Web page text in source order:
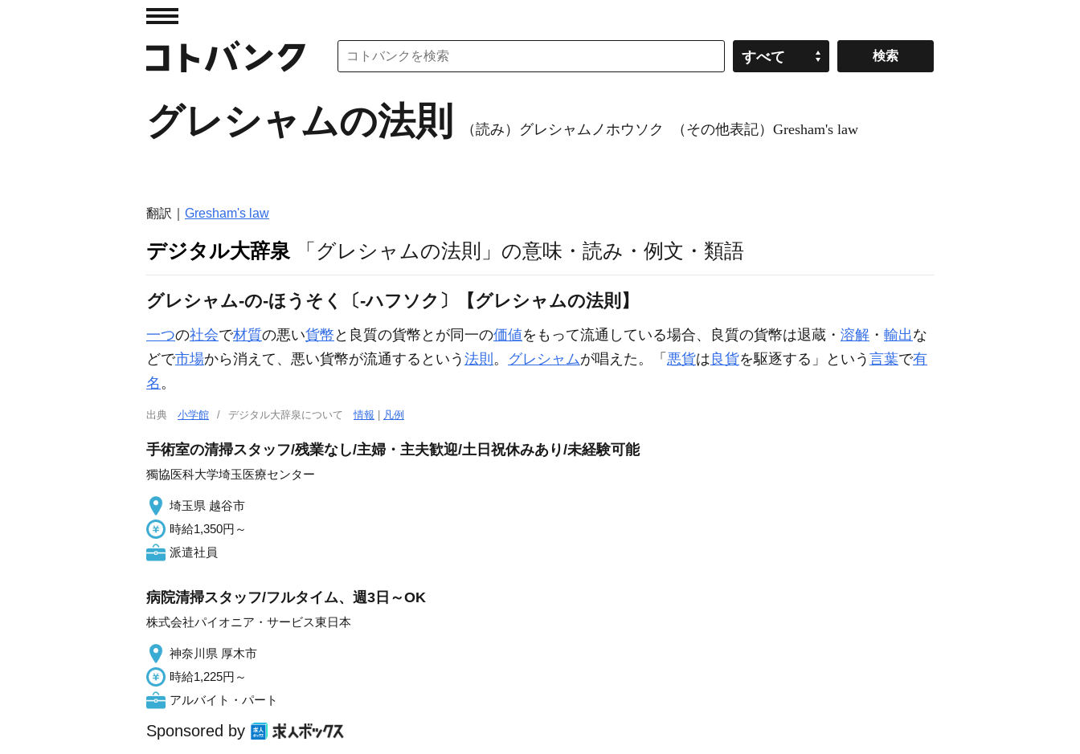
すべて
グレシャムの法則 （読み）グレシャムノホウソク （その他表記）Gresham's law
翻訳｜ Gresham's law
デジタル大辞泉 「グレシャムの法則」の意味・読み・例文・類語
グレシャム‐の‐ほうそく〔‐ハフソク〕【グレシャムの法則】
一つの社会で材質の悪い貨幣 と良質の貨幣とが同一の価値をもって流通している場合、良質の貨幣は退蔵・ 溶解 ・ 輸出な
どで市場から消えて、悪い貨幣が流通するという 法則 。 グレシャムが唱えた。「 悪貨は 良貨を駆逐する」という 言葉で有
名 。
出典 小学館 デジタル大辞泉について情報 凡例
手術室の清掃スタッフ/残業なし/主婦・主夫歓迎/土日祝休みあり/未経験可能
獨協医科大学埼玉医療センター
埼玉県 越谷市
時給1,350円～
派遣社員
病院清掃スタッフ/フルタイム、週3日～OK
株式会社パイオニア・サービス東日本
神奈川県 厚木市
時給1,225円～
アルバイト・パート
Sponsored by